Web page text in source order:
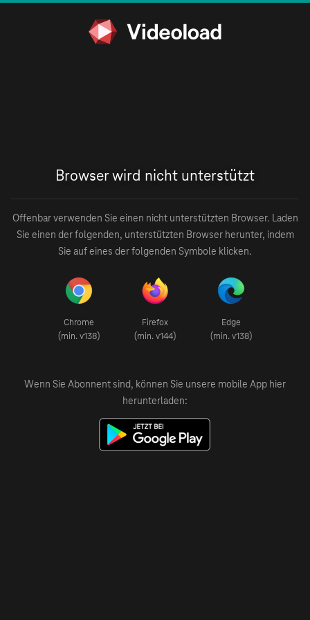
Browser wird nicht unterstützt
Offenbar verwenden Sie einen nicht unterstützten Browser. Laden
Sie einen der folgenden, unterstützten Browser herunter, indem
Sie auf eines der folgenden Symbole klicken.
Chrome
(min. v138)
Firefox
(min. v144)
Edge
(min. v138)
Wenn Sie Abonnent sind, können Sie unsere mobile App hier
herunterladen: